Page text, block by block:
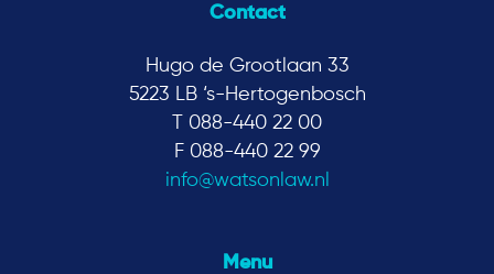
Contact
Hugo de Grootlaan 33
5223 LB ‘s-Hertogenbosch
T 088-440 22 00
F 088-440 22 99
info@watsonlaw.nl
Menu